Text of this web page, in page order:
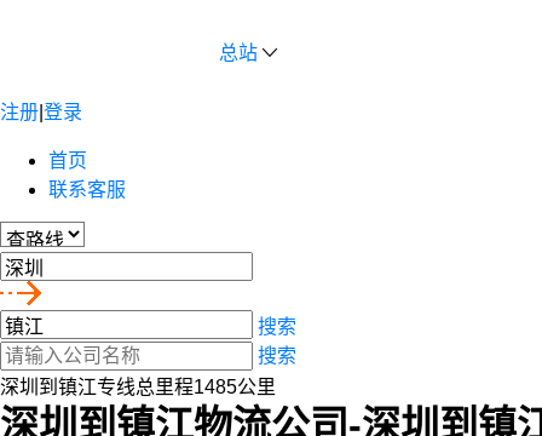
总站
注册 登录
首页
联系客服
搜索
搜索
深圳到镇江专线总里程1485公里
深圳到镇江物流公司-深圳到镇